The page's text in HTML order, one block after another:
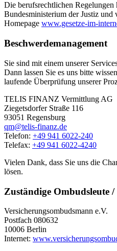
Die berufsrechtlichen
Bundesministerium der Justiz
Homepage www.gesetze-im-
Beschwerdemanagement
Sie sind mit einem unserer
Dann lassen Sie es uns bitte
laufende Überprüfung unserer
TELIS FINANZ Vermittlung AG
Ziegetsdorfer Straße 116
93051 Regensburg
qm@telis-finanz.de
Telefon: +49 941 6022-240
Telefax: +49 941 6022-4240
Vielen Dank, dass Sie uns die
lösen.
Zuständige Ombudsleute /
Versicherungsombudsmann e.V.
Postfach 080632
10006 Berlin
Internet: